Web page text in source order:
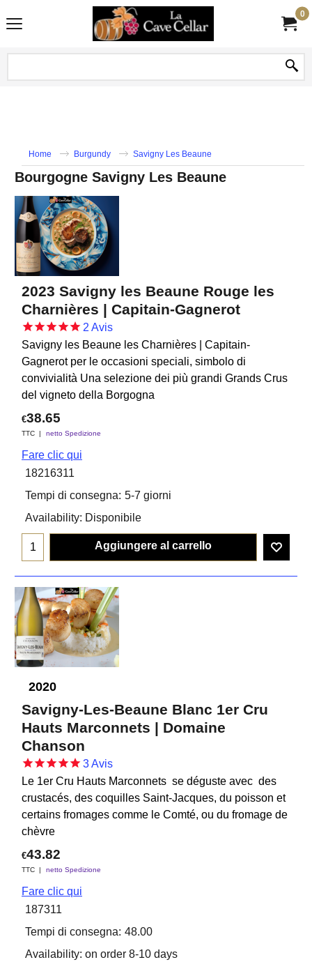
0
Home Burgundy Savigny Les Beaune
Bourgogne Savigny Les Beaune
2023 Savigny les Beaune Rouge les
Charnières | Capitain-Gagnerot
2 Avis
Savigny les Beaune les Charnières | Capitain-
Gagnerot per le occasioni speciali, simbolo di
convivialità Una selezione dei più grandi Grands Crus
del vigneto della Borgogna
€38.65
TTC netto Spedizione
Fare clic qui
18216311
Tempi di consegna: 5-7 giorni
Availability: Disponibile
Aggiungere al carrello
2020
Savigny-Les-Beaune Blanc 1er Cru
Hauts Marconnets | Domaine
Chanson
3Avis
Le 1er Cru Hauts Marconnets se déguste avec des
crustacés, des coquilles Saint-Jacques, du poisson et
certains fromages comme le Comté, ou du fromage de
chèvre
€43.82
TTC netto Spedizione
Fare clic qui
187311
Tempi di consegna: 48.00
Availability: on order 8-10 days